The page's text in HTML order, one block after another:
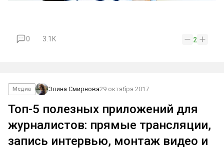
0 3.1K 2
Медиа Элина Смирнова29 октября 2017
Топ-5 полезных приложений для
журналистов: прямые трансляции,
запись интервью, монтаж видео и